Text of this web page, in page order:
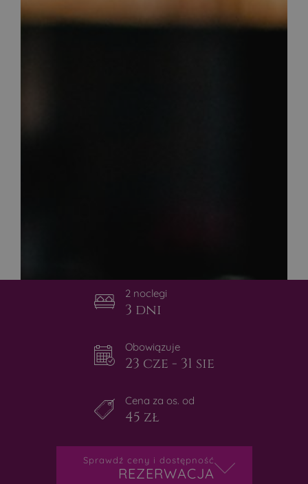
3 dni
2 noclegi
23 cze - 31 sie
Obowiązuje
45 zł
Cena za os. od
Sprawdź ceny i dostępność
REZERWACJA
Strona używa cookies w celach statystycznych i funkcjonalnych.
Korzystając z niej wyrażasz zgodę na ich wykorzystywanie, zgodnie z